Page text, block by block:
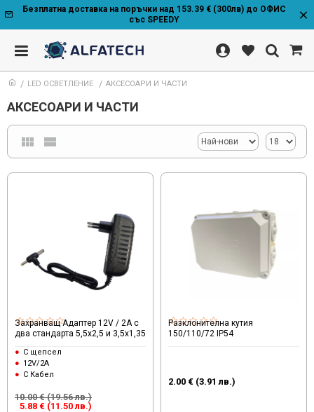
Безплатна доставка на поръчки над 153.39 € (300лв) до ОФИС
със SPEEDY
LED ОСВЕТЛЕНИЕ АКСЕСОАРИ И ЧАСТИ
АКСЕСОАРИ И ЧАСТИ
Захранващ Адаптер 12V / 2A с
два стандарта 5,5х2,5 и 3,5х1,35
С щепсел
12V/2A
С Кабел
5.88 € (11.50 лв.)
10.00 € (19.56 лв.)
Разклонителна кутия
150/110/72 IP54
2.00 € (3.91 лв.)